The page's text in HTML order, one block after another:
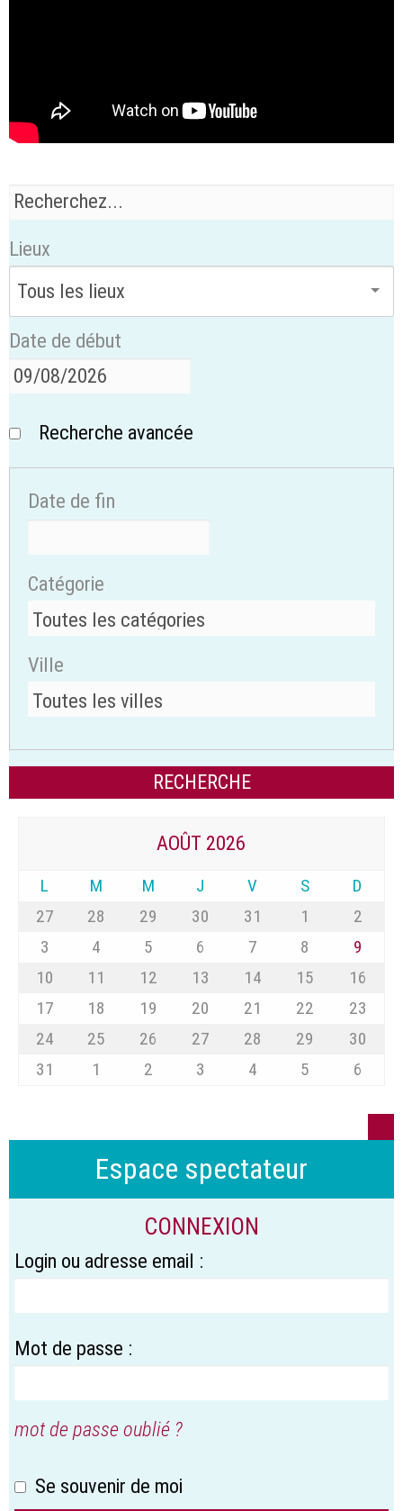
Lieux
Date de début
Recherche avancée
Date de fin
Catégorie
Ville
AOÛT 2026
L M M J V S
D
27
28 29 30 31 1
2
3
4 5 6 7 8
9
10
11 12 13 14 15
16
17
18 19 20 21 22
23
24
25 26 27 28 29
30
31
1 2 3 4 5 6
Espace spectateur
CONNEXION
Login ou adresse email :
Mot de passe :
mot de passe oublié ?
Se souvenir de moi